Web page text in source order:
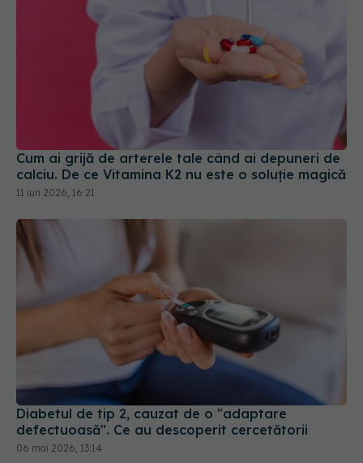
Cum ai grijă de arterele tale când ai depuneri de
calciu. De ce Vitamina K2 nu este o soluție magică
Diabetul de tip 2, cauzat de o "adaptare
defectuoasă". Ce au descoperit cercetătorii
06 mai 2026, 13:14